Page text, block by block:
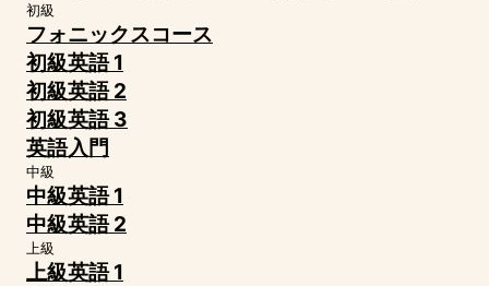
初級
フォニックスコース
初級英語 1
初級英語 2
初級英語 3
英語入門
中級
中級英語 1
中級英語 2
上級
上級英語 1